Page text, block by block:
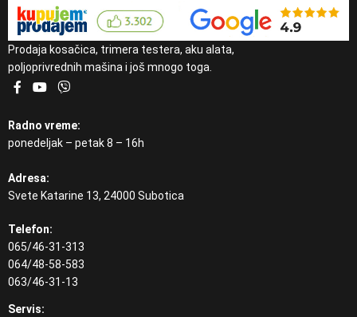
Prodaja kosačica, trimera testera, aku alata,
poljoprivrednih mašina i još mnogo toga.
Radno vreme:
ponedeljak – petak 8 – 16h
Adresa:
Svete Katarine 13, 24000 Subotica
Telefon:
065/46-31-313
064/48-58-583
063/46-31-13
Servis: